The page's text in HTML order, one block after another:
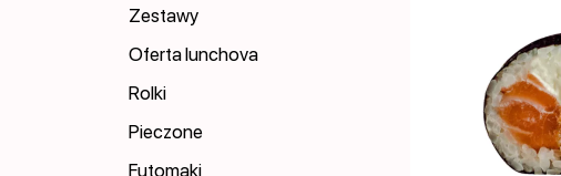
Zestawy
Oferta lunchova
Rolki
Pieczone
Futomaki